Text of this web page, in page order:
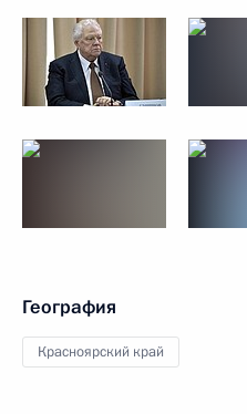
География
Красноярский край